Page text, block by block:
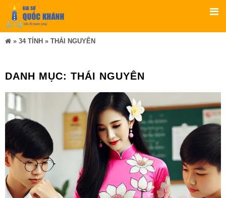
» 34 TỈNH » THÁI NGUYÊN
DANH MỤC: THÁI NGUYÊN